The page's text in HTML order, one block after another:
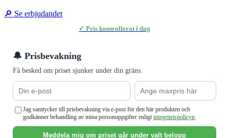
🔎 Se erbjudandet
✓ Pris kontrollerat i dag
🔔 Prisbevakning
Få besked om priset sjunker under din gräns.
Jag samtycker till prisbevakning via e-post för den här produkten och
godkänner behandling av mina personuppgifter enligtintegritetspolicyn.
Meddela mig om priset går under valt belopp